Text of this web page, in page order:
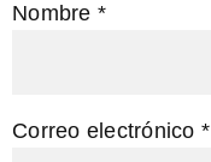
Nombre *
Correo electrónico *